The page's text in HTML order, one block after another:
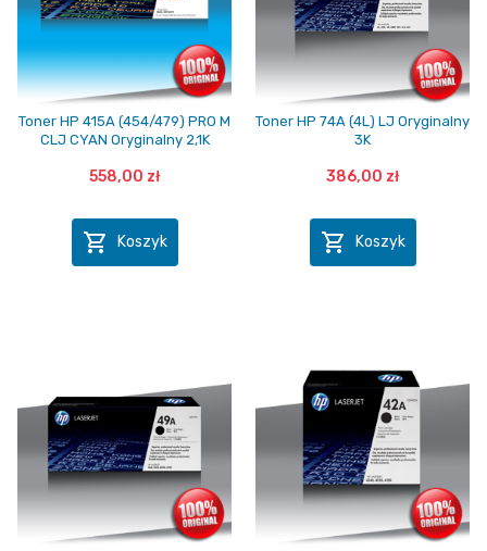
Toner HP 415A (454/479) PRO M
CLJ CYAN Oryginalny 2,1K
558,00 zł
 Koszyk
Toner HP 74A (4L) LJ Oryginalny
3K
386,00 zł
 Koszyk